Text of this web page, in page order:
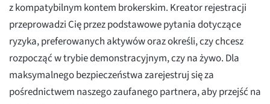
z kompatybilnym kontem brokerskim. Kreator rejestracji
przeprowadzi Cię przez podstawowe pytania dotyczące
ryzyka, preferowanych aktywów oraz określi, czy chcesz
rozpocząć w trybie demonstracyjnym, czy na żywo. Dla
maksymalnego bezpieczeństwa zarejestruj się za
pośrednictwem naszego zaufanego partnera, aby przejść na